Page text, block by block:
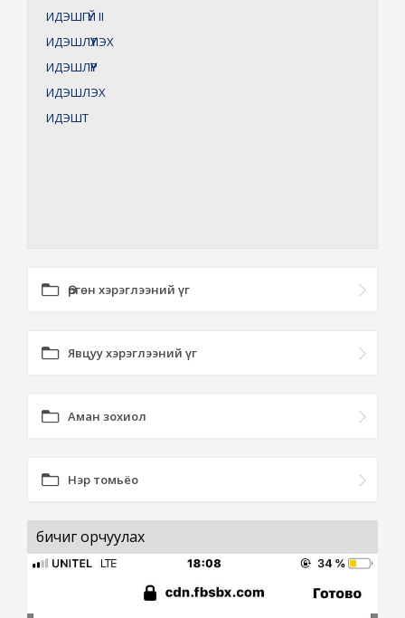
ИДЭШГҮЙ II
ИДЭШЛҮҮЛЭХ
ИДЭШЛҮҮР
ИДЭШЛЭХ
ИДЭШТ
Өргөн хэрэглээний үг
Явцуу хэрэглээний үг
Аман зохиол
Нэр томьёо
бичиг орчуулах